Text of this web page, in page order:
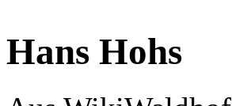
Hans Hohs